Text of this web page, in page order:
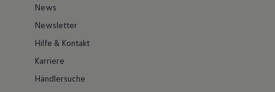
News
Newsletter
Hilfe & Kontakt
Karriere
Händlersuche